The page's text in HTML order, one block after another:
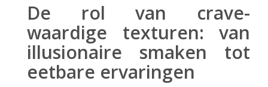
De rol van crave-
waardige texturen: van
illusionaire smaken tot
eetbare ervaringen